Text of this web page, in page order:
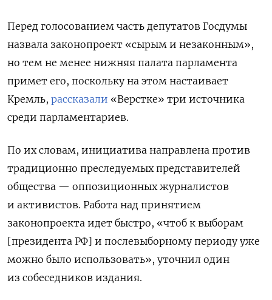
Перед голосованием часть депутатов Госдумы
назвала законопроект «сырым и незаконным»,
но тем не менее нижняя палата парламента
примет его, поскольку на этом настаивает
Кремль, рассказали «Верстке» три источника
среди парламентариев.
По их словам, инициатива направлена против
традиционно преследуемых представителей
общества — оппозиционных журналистов
и активистов. Работа над принятием
законопроекта идет быстро, «чтоб к выборам
[президента РФ] и послевыборному периоду уже
можно было использовать», уточнил один
из собеседников издания.